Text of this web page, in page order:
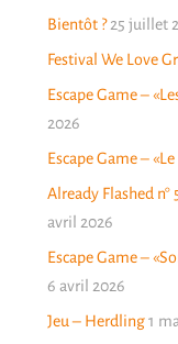
Bientôt ? 25 juillet
Festival We Love
Escape Game –
2026
Escape Game –
Already Flashed
avril 2026
Escape Game –
6 avril 2026
Jeu – Herdling 1